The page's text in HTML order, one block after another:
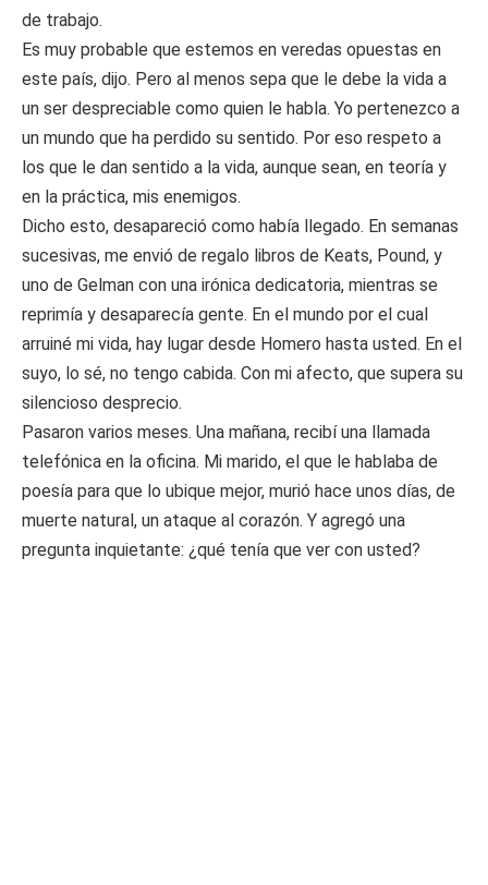
de trabajo.
Es muy probable que estemos en veredas opuestas en
este país, dijo. Pero al menos sepa que le debe la vida a
un ser despreciable como quien le habla. Yo pertenezco a
un mundo que ha perdido su sentido. Por eso respeto a
los que le dan sentido a la vida, aunque sean, en teoría y
en la práctica, mis enemigos.
Dicho esto, desapareció como había llegado. En semanas
sucesivas, me envió de regalo libros de Keats, Pound, y
uno de Gelman con una irónica dedicatoria, mientras se
reprimía y desaparecía gente. En el mundo por el cual
arruiné mi vida, hay lugar desde Homero hasta usted. En el
suyo, lo sé, no tengo cabida. Con mi afecto, que supera su
silencioso desprecio.
Pasaron varios meses. Una mañana, recibí una llamada
telefónica en la oficina. Mi marido, el que le hablaba de
poesía para que lo ubique mejor, murió hace unos días, de
muerte natural, un ataque al corazón. Y agregó una
pregunta inquietante: ¿qué tenía que ver con usted?